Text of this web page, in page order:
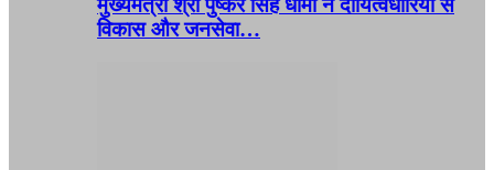
विकास और जनसेवा…